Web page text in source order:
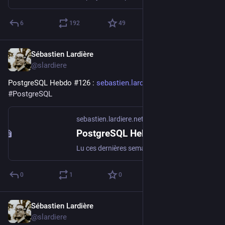
6 192 49
Sébastien Lardière
@slardiere
PostgreSQL Hebdo #126 : sebastien.lardiere.net/blog/in
#PostgreSQL
sebastien.lardiere.net
0 1 0
Sébastien Lardière
@slardiere